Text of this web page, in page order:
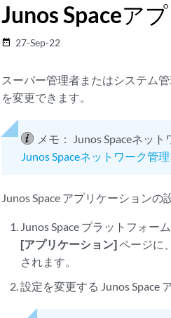
Junos Spaceア
date_range 27-Sep-22
スーパー管理者またはシステム
を変更できます。
メモ：
Junos Spaceネッ
Junos Spaceネットワーク管
Junos Space アプリケーション
Junos Space プラットフォー
[アプリケーション]ページに
されます。
設定を変更する Junos Space